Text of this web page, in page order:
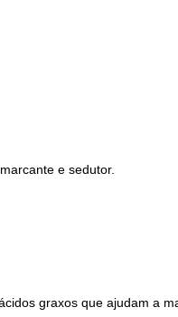
e sedutor.
graxos que ajudam a